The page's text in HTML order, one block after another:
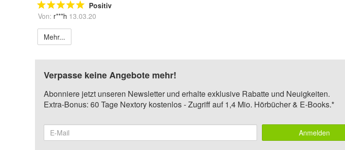
Positiv
Von: r***h 13.03.20
Mehr...
Verpasse keine Angebote mehr!
Abonniere jetzt unseren Newsletter und erhalte exklusive Rabatte und Neuigkeiten.
Extra-Bonus: 60 Tage Nextory kostenlos - Zugriff auf 1,4 Mio. Hörbücher & E-Books.*
Anmelden